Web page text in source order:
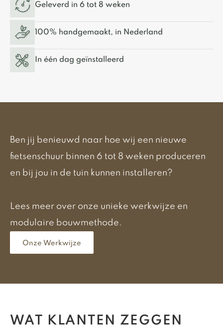
Geleverd in 6 tot 8 weken
100% handgemaakt, in Nederland
In één dag geïnstalleerd
Ben jij benieuwd naar hoe wij een nieuwe
fietsenschuur binnen 6 tot 8 weken produceren
en bij jou in de tuin kunnen installeren?
Lees meer over onze unieke werkwijze en
modulaire bouwmethode.
Onze Werkwijze
WAT KLANTEN ZEGGEN